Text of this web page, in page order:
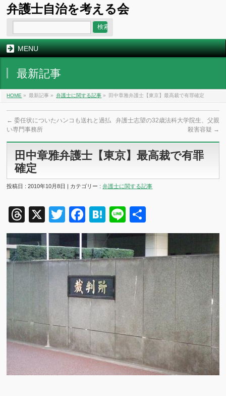
弁護士自治を考える会
MENU
最新記事
HOME » 最新記事 » 弁護士に関する記事 » 田中章雅弁護士【東京】最高裁で有罪確定
← 委任状についたハンコも送れと過払
い専門事務所
弁護士志望の32歳法科大学院生、父親
殺害容疑 →
田中章雅弁護士【東京】最高裁で有罪
確定
投稿日 : 2010年10月8日 | カテゴリー :弁護士に関する記事
Threads
X TwitterFacebook
Hatena
Line
有